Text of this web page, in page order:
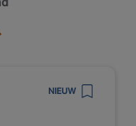
NIEUW